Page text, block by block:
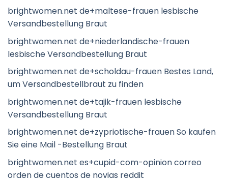
brightwomen.net de+maltese-frauen lesbische
Versandbestellung Braut
brightwomen.net de+niederlandische-frauen
lesbische Versandbestellung Braut
brightwomen.net de+scholdau-frauen Bestes Land,
um Versandbestellbraut zu finden
brightwomen.net de+tajik-frauen lesbische
Versandbestellung Braut
brightwomen.net de+zypriotische-frauen So kaufen
Sie eine Mail -Bestellung Braut
brightwomen.net es+cupid-com-opinion correo
orden de cuentos de novias reddit